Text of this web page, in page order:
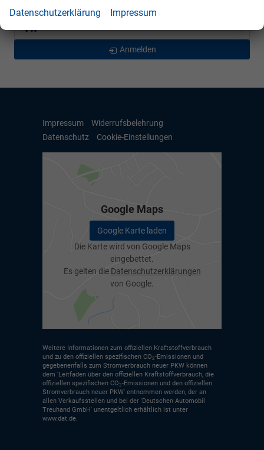
Skoda
VW
Anmelden
Impressum
Widerrufsbelehrung
Datenschutz
Cookie-Einstellungen
Google Maps
Google Karte laden
Die Karte wird von Google Maps
eingebettet.
Es gelten die Datenschutzerklärungen
von Google.
Weitere Informationen zum offiziellen Kraftstoffverbrauch
und zu den offiziellen spezifischen CO2-Emissionen und
gegebenenfalls zum Stromverbrauch neuer PKW können
dem 'Leitfaden über den offiziellen Kraftstoffverbrauch, die
offiziellen spezifischen CO2-Emissionen und den offiziellen
Stromverbrauch neuer PKW' entnommen werden, der an
allen Verkaufsstellen und bei der 'Deutschen Automobil
Treuhand GmbH' unentgeltlich erhältlich ist unter
www.dat.de.
Datenschutzerklärung Impressum